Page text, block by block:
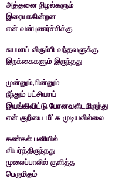
அத்தனை நிழல்களும்
இரையாகின்றன
என் வன்புணர்ச்சிக்கு
சுயமாய் விரும்பி வந்தவளுக்கு
இறக்கைகளும் இருந்தது
முன்னும்,பின்னும்
நீந்தும் பட்சியாய்
இயங்கிவிட்டு போனவளிடமிருந்து
என் குறியை மீட்க முடியவில்லை
கண்கள் பனியில்
வியர்த்திருந்தது
முலைப்பாலில் குளித்த
பெருமிதம்